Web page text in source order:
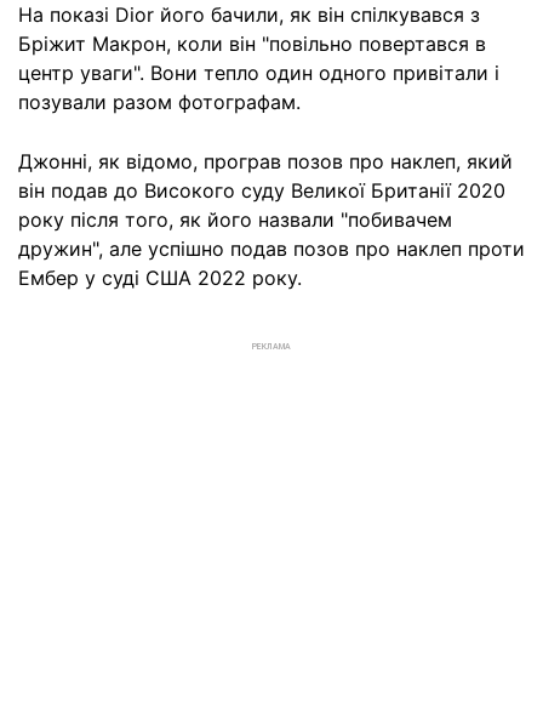
На показі Dior його бачили, як він спілкувався з
Бріжит Макрон, коли він "повільно повертався в
центр уваги". Вони тепло один одного привітали і
позували разом фотографам.
Джонні, як відомо, програв позов про наклеп, який
він подав до Високого суду Великої Британії 2020
року після того, як його назвали "побивачем
дружин", але успішно подав позов про наклеп проти
Ембер у суді США 2022 року.
РЕКЛАМА